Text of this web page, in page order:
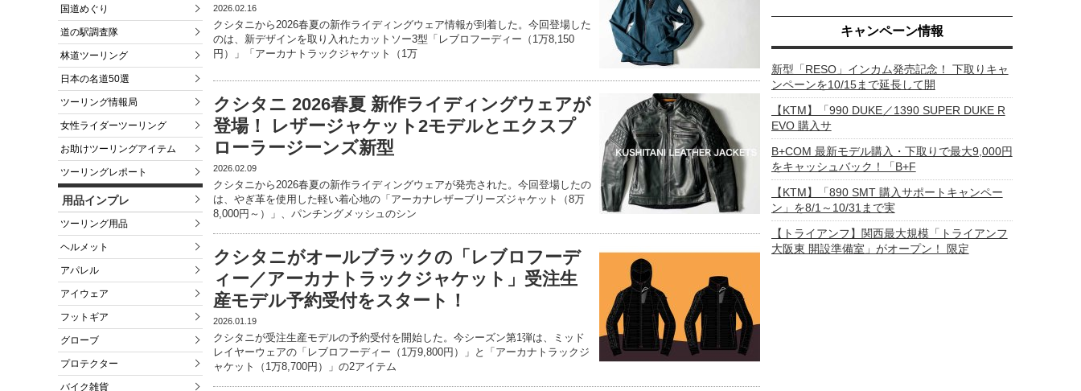
国道めぐり
道の駅調査隊
林道ツーリング
日本の名道50選
ツーリング情報局
女性ライダーツーリング
お助けツーリングアイテム
ツーリングレポート
用品インプレ
ツーリング用品
ヘルメット
アパレル
アイウェア
フットギア
グローブ
プロテクター
バイク雑貨
2026.02.16
クシタニから2026春夏の新作ライディングウェア情報が到着した。今回登場した
のは、新デザインを取り入れたカットソー3型「レブロフーディー（1万8,150
円）」「アーカナトラックジャケット（1万
クシタニ 2026春夏 新作ライディングウェアが
登場！ レザージャケット2モデルとエクスプ
ローラージーンズ新型
2026.02.09
クシタニから2026春夏の新作ライディングウェアが発売された。今回登場したの
は、やぎ革を使用した軽い着心地の「アーカナレザーブリーズジャケット（8万
8,000円～）」、パンチングメッシュのシン
クシタニがオールブラックの「レブロフーデ
ィー／アーカナトラックジャケット」受注生
産モデル予約受付をスタート！
2026.01.19
クシタニが受注生産モデルの予約受付を開始した。今シーズン第1弾は、ミッド
レイヤーウェアの「レブロフーディー（1万9,800円）」と「アーカナトラックジ
ャケット（1万8,700円）」の2アイテム
キャンペーン情報
新型「RESO」インカム発売記念！ 下取りキャ
ンペーンを10/15まで延長して開
【KTM】「990 DUKE／1390 SUPER DUKE R
EVO 購入サ
B+COM 最新モデル購入・下取りで最大9,000円
をキャッシュバック！「B+F
【KTM】「890 SMT 購入サポートキャンペー
ン」を8/1～10/31まで実
【トライアンフ】関西最大規模「トライアンフ
大阪東 開設準備室」がオープン！ 限定